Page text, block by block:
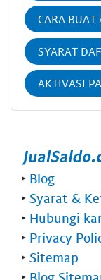
CARA BUAT
SYARAT
AKTIVASI
‣ Blog
‣ Syarat &
‣ Hubungi
‣ Privacy
‣ Sitemap